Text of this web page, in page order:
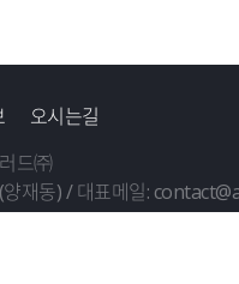
오시는길
드㈜
재동) /대표메일: